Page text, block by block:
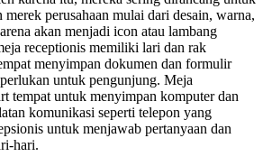
perusahaan mulai dari desain, warna,
akan menjadi icon atau lambang
receptionis memiliki lari dan rak
menyimpan dokumen dan formulir
untuk pengunjung. Meja
tempat untuk menyimpan komputer dan
komunikasi seperti telepon yang
untuk menjawab pertanyaan dan
hari.